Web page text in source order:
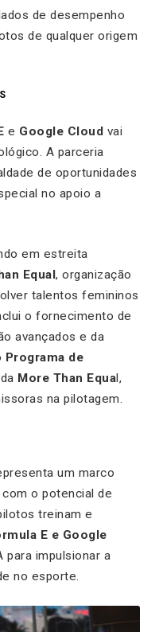
de desempenho
de qualquer origem
e Google Cloud vai
A parceria
de oportunidades
no apoio a
em estreita
Equal, organização
talentos femininos
o fornecimento de
avançados e da
Programa de
da More Than Equal,
na pilotagem.
um marco
o potencial de
treinam e
E e Google
para impulsionar a
no esporte.